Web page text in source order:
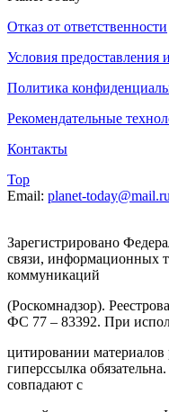
Отказ от ответственности
Условия предоставления
Политика
Рекомендательные
Контакты
Top
Email: planet-
Зарегистрировано
связи, информационных
коммуникаций
(Роскомнадзор).
ФС 77 – 83392. При
цитировании материалов
гиперссылка
совпадают с